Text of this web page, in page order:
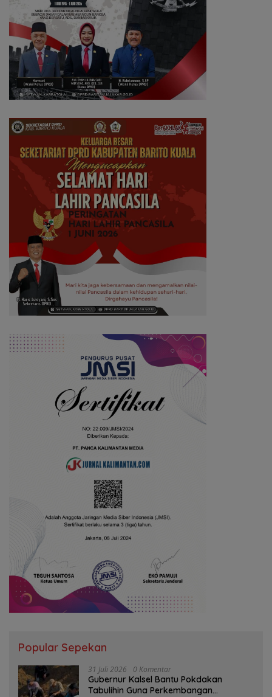
Popular Sepekan
31 Juli 2026 0 Komentar
Gubernur Kalsel Bantu Pokdakan
Tabulihin Guna Perkembangan